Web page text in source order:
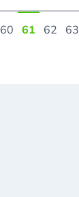
60 61 62 63